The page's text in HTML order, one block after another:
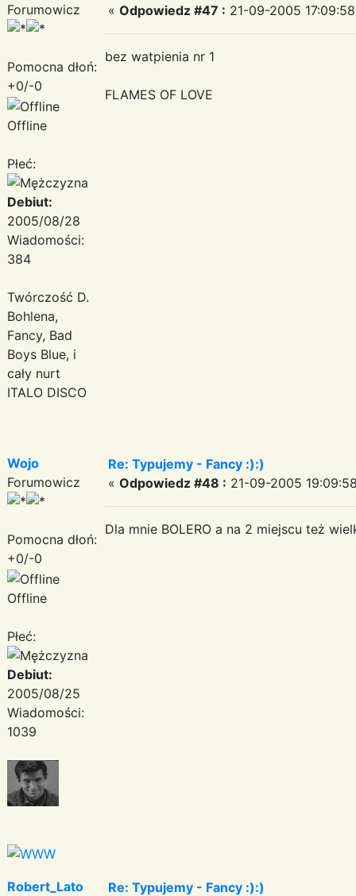
Forumowicz
Pomocna dłoń:
+0/-0
Offline
Płeć:
Debiut:
2005/08/28
Wiadomości:
384
Twórczość D.
Bohlena,
Fancy, Bad
Boys Blue, i
cały nurt
ITALO DISCO
« Odpowiedz #47 : 21-09-2005
bez watpienia nr 1
FLAMES OF LOVE
Wojo
Forumowicz
Pomocna dłoń:
+0/-0
Offline
Płeć:
Debiut:
2005/08/25
Wiadomości:
1039
Re: Typujemy - Fancy :):)
« Odpowiedz #48 : 21-09-2005
Dla mnie BOLERO a na 2 miejscu też
Robert_Lato
Re: Typujemy - Fancy :):)